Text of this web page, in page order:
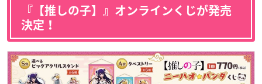
『【推しの子】』オンラインくじが発売
決定！